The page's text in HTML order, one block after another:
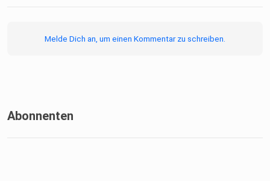
Melde Dich an, um einen Kommentar zu schreiben.
Abonnenten